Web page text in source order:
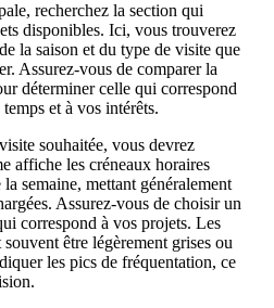
recherchez la section qui
disponibles. Ici, vous trouverez
la saison et du type de visite que
Assurez-vous de comparer la
déterminer celle qui correspond
et à vos intérêts.
souhaitée, vous devrez
affiche les créneaux horaires
semaine, mettant généralement
Assurez-vous de choisir un
correspond à vos projets. Les
être légèrement grises ou
les pics de fréquentation, ce